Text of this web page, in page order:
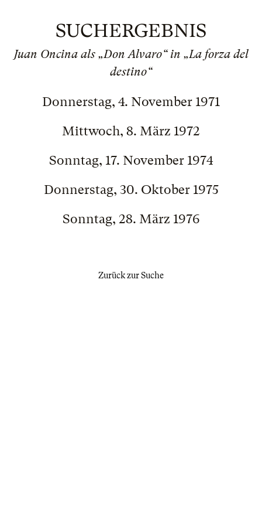
SUCHERGEBNIS
Juan Oncina als „Don Alvaro“ in „La forza del
destino“
Donnerstag, 4. November 1971
Mittwoch, 8. März 1972
Sonntag, 17. November 1974
Donnerstag, 30. Oktober 1975
Sonntag, 28. März 1976
Zurück zur Suche